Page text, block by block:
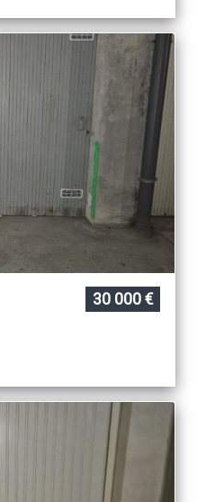
30 000 €